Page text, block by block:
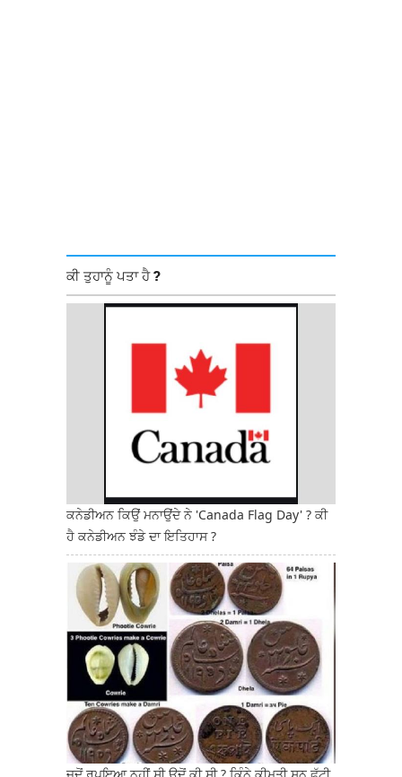
ਕੀ ਤੁਹਾਨੂੰ ਪਤਾ ਹੈ ?
ਕਨੇਡੀਅਨ ਕਿਉਂ ਮਨਾਉਂਦੇ ਨੇ 'Canada Flag Day' ? ਕੀ
ਹੈ ਕਨੇਡੀਅਨ ਝੰਡੇ ਦਾ ਇਤਿਹਾਸ ?
ਜਦੋਂ ਰੁਪਇਆ ਨਹੀਂ ਸੀ ਉਦੋਂ ਕੀ ਸੀ ? ਕਿੰਨੇ ਕੀਮਤੀ ਸਨ ਫੁੱਟੀ